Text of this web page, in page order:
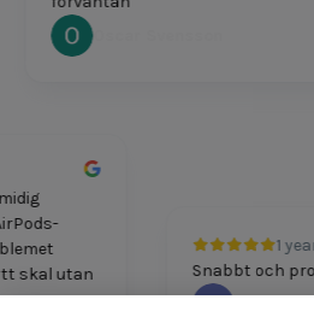
Oscar Svensson
1
Snabbt och
smidig
AirPods-
skal utan